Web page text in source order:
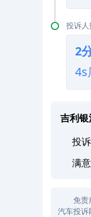
投诉人
2
4s
吉利
投
满
免责
汽车投诉